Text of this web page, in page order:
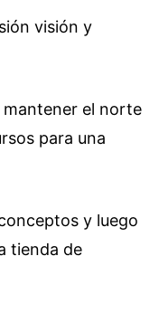
visión y
mantener el norte
para una
y luego
tienda de